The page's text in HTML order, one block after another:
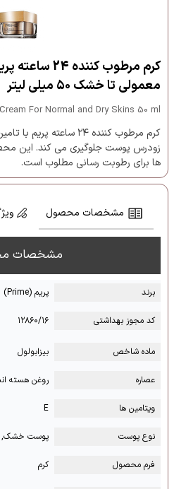
کرم مرطوب
معمولی تا خشک ۵۰ میلی لیتر
For Normal and Dry Skins 50 ml
کرم مرطوب کننده ۲۴
زودرس پوست جلوگیری می کند. این
ها برای رطوبت رسانی مطلوب است.
مشخصات محصول
مشخصات
برند پریم (Prime)
کد مجوز بهداشتی ۱۲۸۶۰/۱۶
ماده شاخص بیزابولول
عصاره روغن هسته
ویتامین ها E
نوع پوست پوست خشک,
فرم محصول کرم